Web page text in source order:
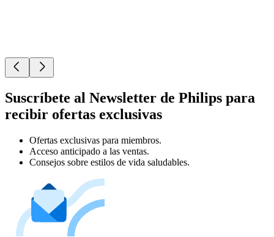
Suscríbete al Newsletter de Philips para
recibir ofertas exclusivas
Ofertas exclusivas para miembros.
Acceso anticipado a las ventas.
Consejos sobre estilos de vida saludables.